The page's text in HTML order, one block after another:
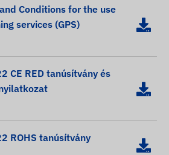
Conditions for the use
services (GPS)
CE RED tanúsítvány és
ROHS tanúsítvány